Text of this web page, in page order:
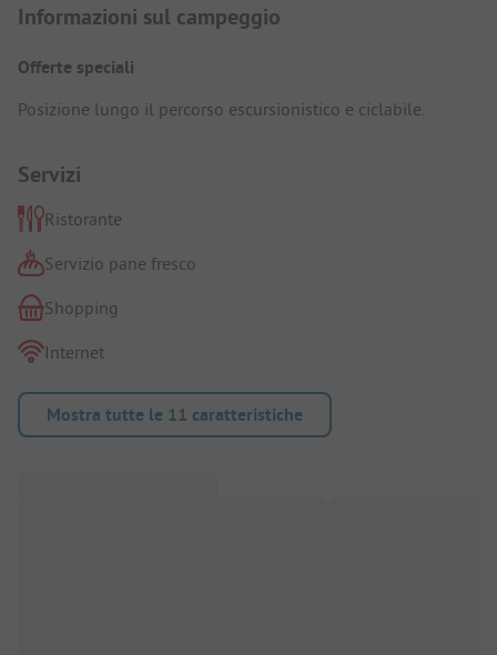
Informazioni sul campeggio
Offerte speciali
Posizione lungo il percorso escursionistico e ciclabile.
Servizi
Ristorante
Servizio pane fresco
Shopping
Internet
Mostra tutte le 11 caratteristiche